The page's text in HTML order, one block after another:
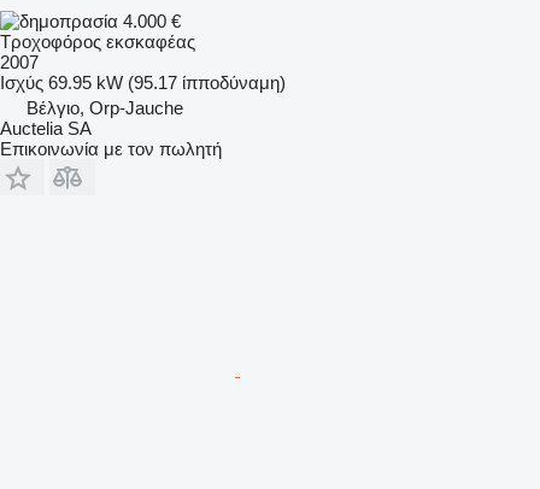
4.000 €
Τροχοφόρος εκσκαφέας
2007
Ισχύς 69.95 kW (95.17 ίπποδύναμη)
Βέλγιο, Orp-Jauche
Auctelia SA
Επικοινωνία με τον πωλητή